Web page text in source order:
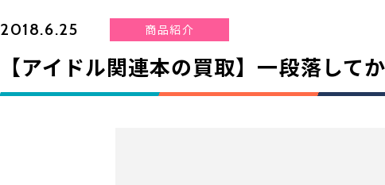
2018.6.25 商品紹介
【アイドル関連本の買取】一段落して